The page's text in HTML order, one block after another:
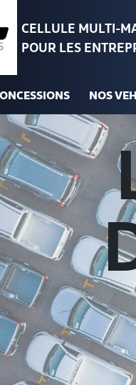
CELLULE MULTI-
POUR LES
NOS